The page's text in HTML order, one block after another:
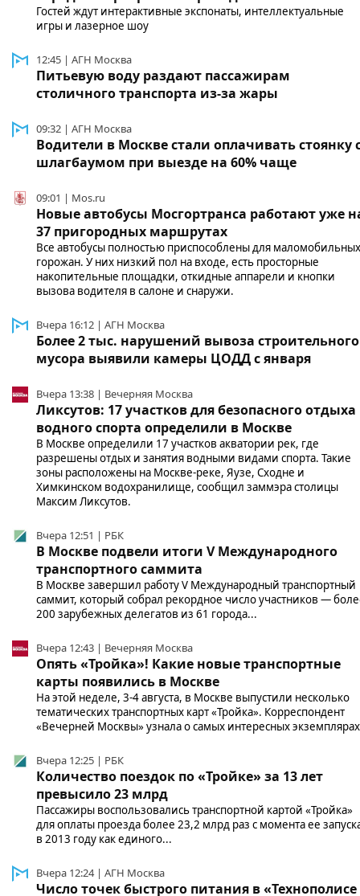
Гостей ждут интерактивные экспонаты, интеллектуальные
игры и лазерное шоу
12:45 | АГН Москва
Питьевую воду раздают пассажирам
столичного транспорта из-за жары
09:32 | АГН Москва
Водители в Москве стали оплачивать стоянку
шлагбаумом при выезде на 60% чаще
09:01 | Mos.ru
Новые автобусы Мосгортранса работают уже
37 пригородных маршрутах
Все автобусы полностью приспособлены для маломобильных
горожан. У них низкий пол на входе, есть просторные
накопительные площадки, откидные аппарели и кнопки
вызова водителя в салоне и снаружи.
Вчера 16:12 | АГН Москва
Более 2 тыс. нарушений вывоза строительного
мусора выявили камеры ЦОДД с января
Вчера 13:38 | Вечерняя Москва
Ликсутов: 17 участков для безопасного
водного спорта определили в Москве
В Москве определили 17 участков акватории рек, где
разрешены отдых и занятия водными видами спорта. Такие
зоны расположены на Москве-реке, Яузе, Сходне и
Химкинском водохранилище, сообщил заммэра столицы
Максим Ликсутов.
Вчера 12:51 | РБК
В Москве подвели итоги V Международного
транспортного саммита
В Москве завершил работу V Международный транспортный
саммит, который собрал рекордное число участников —
200 зарубежных делегатов из 61 города...
Вчера 12:43 | Вечерняя Москва
Опять «Тройка»! Какие новые транспортные
карты появились в Москве
На этой неделе, 3-4 августа, в Москве выпустили несколько
тематических транспортных карт «Тройка». Корреспондент
«Вечерней Москвы» узнала о самых интересных
Вчера 12:25 | РБК
Количество поездок по «Тройке» за 13 лет
превысило 23 млрд
Пассажиры воспользовались транспортной картой «Тройка»
для оплаты проезда более 23,2 млрд раз с момента ее
в 2013 году как единого...
Вчера 12:24 | АГН Москва
Число точек быстрого питания в «Технополисе